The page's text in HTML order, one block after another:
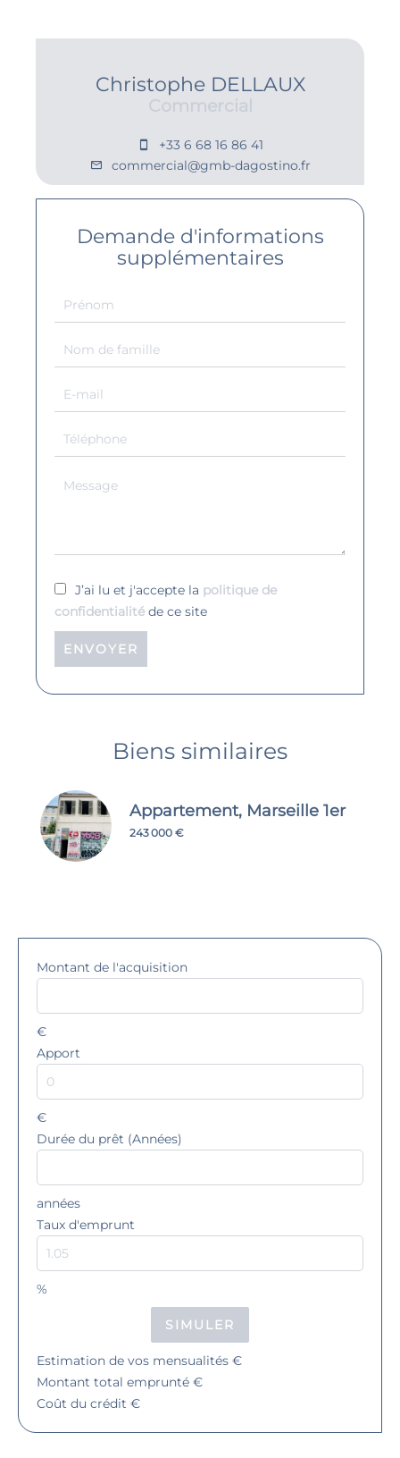
Christophe DELLAUX
Commercial
+33 6 68 16 86 41
commercial@gmb-dagostino.fr
Demande d'informations
supplémentaires
J’ai lu et j'accepte la politique de
confidentialité de ce site
ENVOYER
Biens similaires
Appartement, Marseille 1er
243 000 €
Montant de l'acquisition
€
Apport
€
Durée du prêt (Années)
années
Taux d'emprunt
%
SIMULER
Estimation de vos mensualités €
Montant total emprunté €
Coût du crédit €